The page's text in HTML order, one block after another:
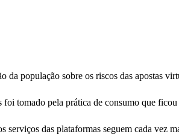
população sobre os riscos das apostas
tomado pela prática de consumo que ficou
serviços das plataformas seguem cada